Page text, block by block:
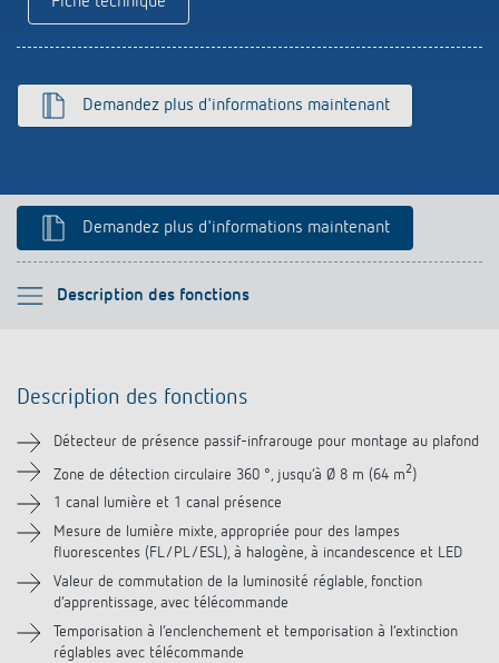
Références
Télérupteur impulsionnel OKTO de Theben
Demandez plus d'informations maintenant
Demandez plus d'informations maintenant
Description des fonctions
Veuillez sélectionner
Informations techniques
Téléchargements
Accessoires
Produits similaires
Description des fonctions
Détecteur de présence passif-infrarouge pour montage au plafond
Zone de détection circulaire 360 °, jusqu‘à Ø 8 m (64 m2)
1 canal lumière et 1 canal présence
Mesure de lumière mixte, appropriée pour des lampes
fluorescentes (FL/PL/ESL), à halogène, à incandescence et LED
Valeur de commutation de la luminosité réglable, fonction
d‘apprentissage, avec télécommande
Temporisation à l‘enclenchement et temporisation à l‘extinction
réglables avec télécommande